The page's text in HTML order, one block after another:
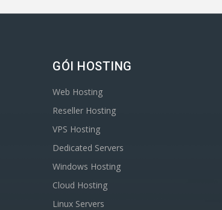
GÓI HOSTING
Web Hosting
Reseller Hosting
VPS Hosting
Dedicated Servers
Windows Hosting
Cloud Hosting
Linux Servers